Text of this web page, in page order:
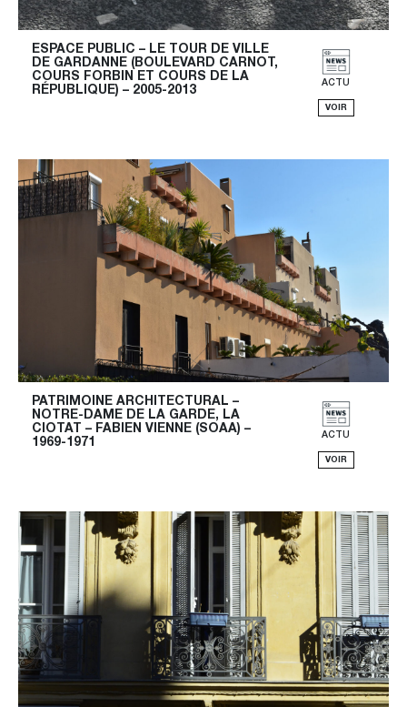
ESPACE PUBLIC – LE TOUR DE VILLE
DE GARDANNE (BOULEVARD CARNOT,
COURS FORBIN ET COURS DE LA
RÉPUBLIQUE) – 2005-2013
ACTU
VOIR
PATRIMOINE ARCHITECTURAL –
NOTRE-DAME DE LA GARDE, LA
CIOTAT – FABIEN VIENNE (SOAA) –
1969-1971
ACTU
VOIR